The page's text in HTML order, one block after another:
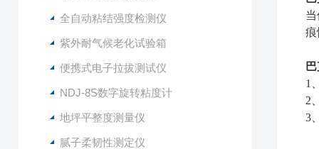
全自动粘结强度检测仪
紫外耐气候老化试验箱
便携式电子拉拔测试仪
NDJ-8S数字旋转粘度计
地坪平整度测量仪
腻子柔韧性测定仪
痕
1
2
3